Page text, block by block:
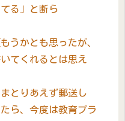
る」と断ら
うかとも思ったが、
てくれるとは思え
とりあえず郵送し
ら、今度は教育プラ